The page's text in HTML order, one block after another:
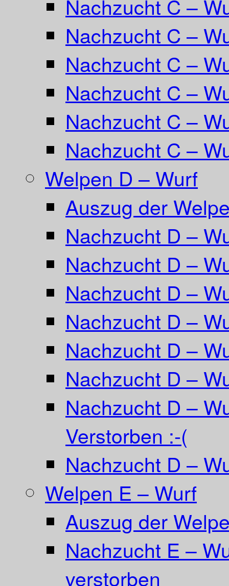
Nachzucht C –
Nachzucht C –
Nachzucht C –
Nachzucht C –
Nachzucht C –
Nachzucht C –
Welpen D – Wurf
Auszug der
Nachzucht D –
Nachzucht D –
Nachzucht D –
Nachzucht D –
Nachzucht D –
Nachzucht D –
Nachzucht D –
Verstorben :-(
Nachzucht D –
Welpen E – Wurf
Auszug der
Nachzucht E –
verstorben